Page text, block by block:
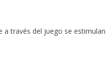
a través del juego se estimulan